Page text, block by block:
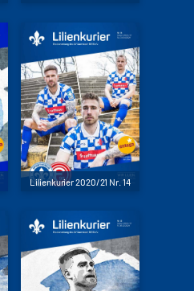
Lilienkurier 2020/21 Nr. 14